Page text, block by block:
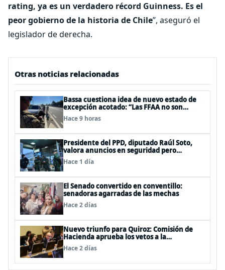
rating, ya es un verdadero récord Guinness. Es el
peor gobierno de la historia de Chile”, aseguró el
legislador de derecha.
Otras noticias relacionadas
Bassa cuestiona idea de nuevo estado de
excepción acotado: “Las FFAA no son
policías”
Hace 9 horas
Presidente del PPD, diputado Raúl Soto,
valora anuncios en seguridad pero
advierte ausencia clave: alzamiento del
secreto bancario
Hace 1 día
El Senado convertido en conventillo:
senadoras agarradas de las mechas
Hace 2 días
Nuevo triunfo para Quiroz: Comisión de
Hacienda aprueba los vetos a la
Megarreforma
Hace 2 días